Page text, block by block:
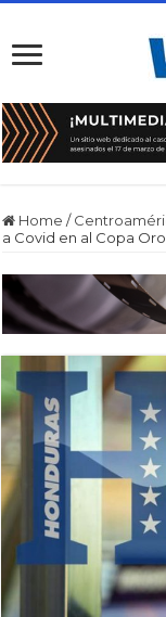
Home /
a Covid en al Copa Oro